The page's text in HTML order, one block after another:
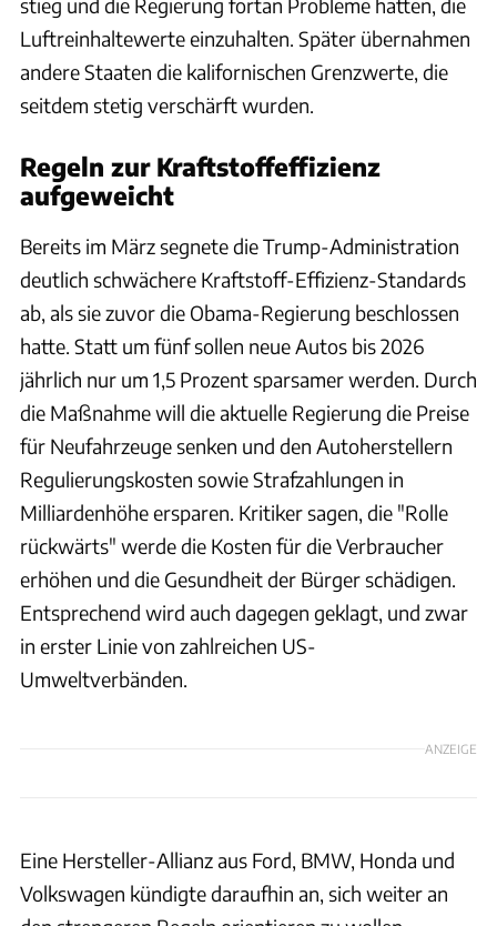
Luftreinhaltewerte einzuhalten. Später übernahmen
andere Staaten die kalifornischen Grenzwerte, die
seitdem stetig verschärft wurden.
Regeln zur Kraftstoffeffizienz
aufgeweicht
Bereits im März segnete die Trump-Administration
deutlich schwächere Kraftstoff-Effizienz-Standards
ab, als sie zuvor die Obama-Regierung beschlossen
hatte. Statt um fünf sollen neue Autos bis 2026
jährlich nur um 1,5 Prozent sparsamer werden. Durch
die Maßnahme will die aktuelle Regierung die Preise
für Neufahrzeuge senken und den Autoherstellern
Regulierungskosten sowie Strafzahlungen in
Milliardenhöhe ersparen. Kritiker sagen, die "Rolle
rückwärts" werde die Kosten für die Verbraucher
erhöhen und die Gesundheit der Bürger schädigen.
Entsprechend wird auch dagegen geklagt, und zwar
in erster Linie von zahlreichen US-
Umweltverbänden.
ANZEIGE
Eine Hersteller-Allianz aus Ford, BMW, Honda und
Volkswagen kündigte daraufhin an, sich weiter an